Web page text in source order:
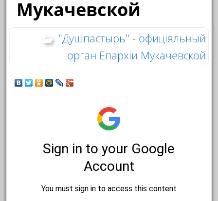
Мукачевской
"Душпастырь" - офиціяльный
орган Епархіи Мукачевской